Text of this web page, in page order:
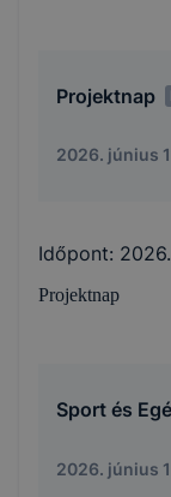
Projektnap
2026. június
Időpont:
Projektnap
Sport és
2026. június